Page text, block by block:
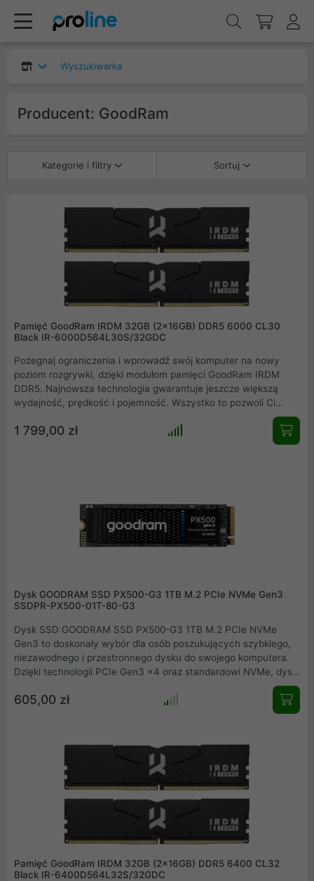
Wyszukiwarka
Producent: GoodRam
Kategorie i filtry Sortuj
Pamięć GoodRam IRDM 32GB (2x16GB) DDR5 6000 CL30
Black IR-6000D564L30S/32GDC
Pożegnaj ograniczenia i wprowadź swój komputer na nowy
poziom rozgrywki, dzięki modułom pamięci GoodRam IRDM
DDR5. Najnowsza technologia gwarantuje jeszcze większą
wydajność, prędkość i pojemność. Wszystko to pozwoli Ci
kompatybilnych ze standardem DDR5. Dołącz do grona
1 799,00 zł
Dysk GOODRAM SSD PX500-G3 1TB M.2 PCIe NVMe Gen3
SSDPR-PX500-01T-80-G3
Dysk SSD GOODRAM SSD PX500-G3 1TB M.2 PCIe NVMe
Gen3 to doskonały wybór dla osób poszukujących szybkiego,
niezawodnego i przestronnego dysku do swojego komputera.
Dzięki technologii PCIe Gen3 x4 oraz standardowi NVMe, dysk
ten zapewnia błyskawiczną prędkość transferu danych, co
wpływa na płynność pracy systemu oraz szybsze ładowanie
aplikacji. Z pojemnością 1 TB zyskujesz dużą przestrzeń na
605,00 zł
Pamięć GoodRam IRDM 32GB (2x16GB) DDR5 6400 CL32
Black IR-6400D564L32S/32GDC